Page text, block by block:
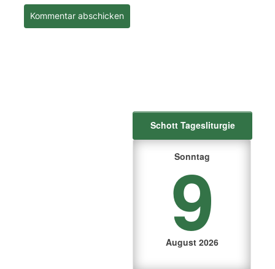
Schott Tagesliturgie
Sonntag
9
August 2026